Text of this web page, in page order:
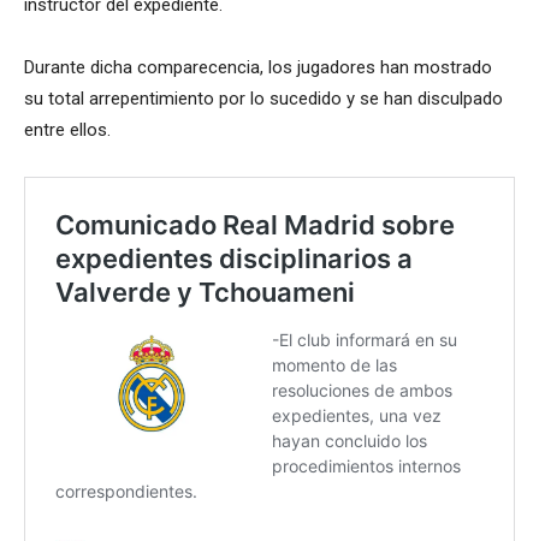
instructor del expediente.
Durante dicha comparecencia, los jugadores han mostrado
su total arrepentimiento por lo sucedido y se han disculpado
entre ellos.